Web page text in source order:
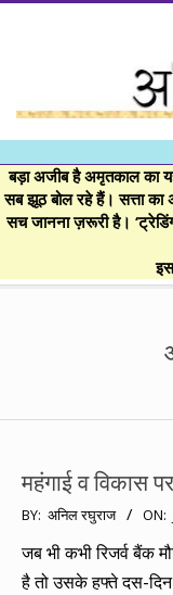
।।
BE
बड़ा अजीब है अमृतकाल का
सब झूठ बोल रहे हैं। सत्ता
सच जानना ज़रूरी है।
महंगाई व विकास
2012-
23
BY: अनिल रघुराज ON:
जब भी कभी रिजर्व बैंक
है तो उसके हफ्ते दस-